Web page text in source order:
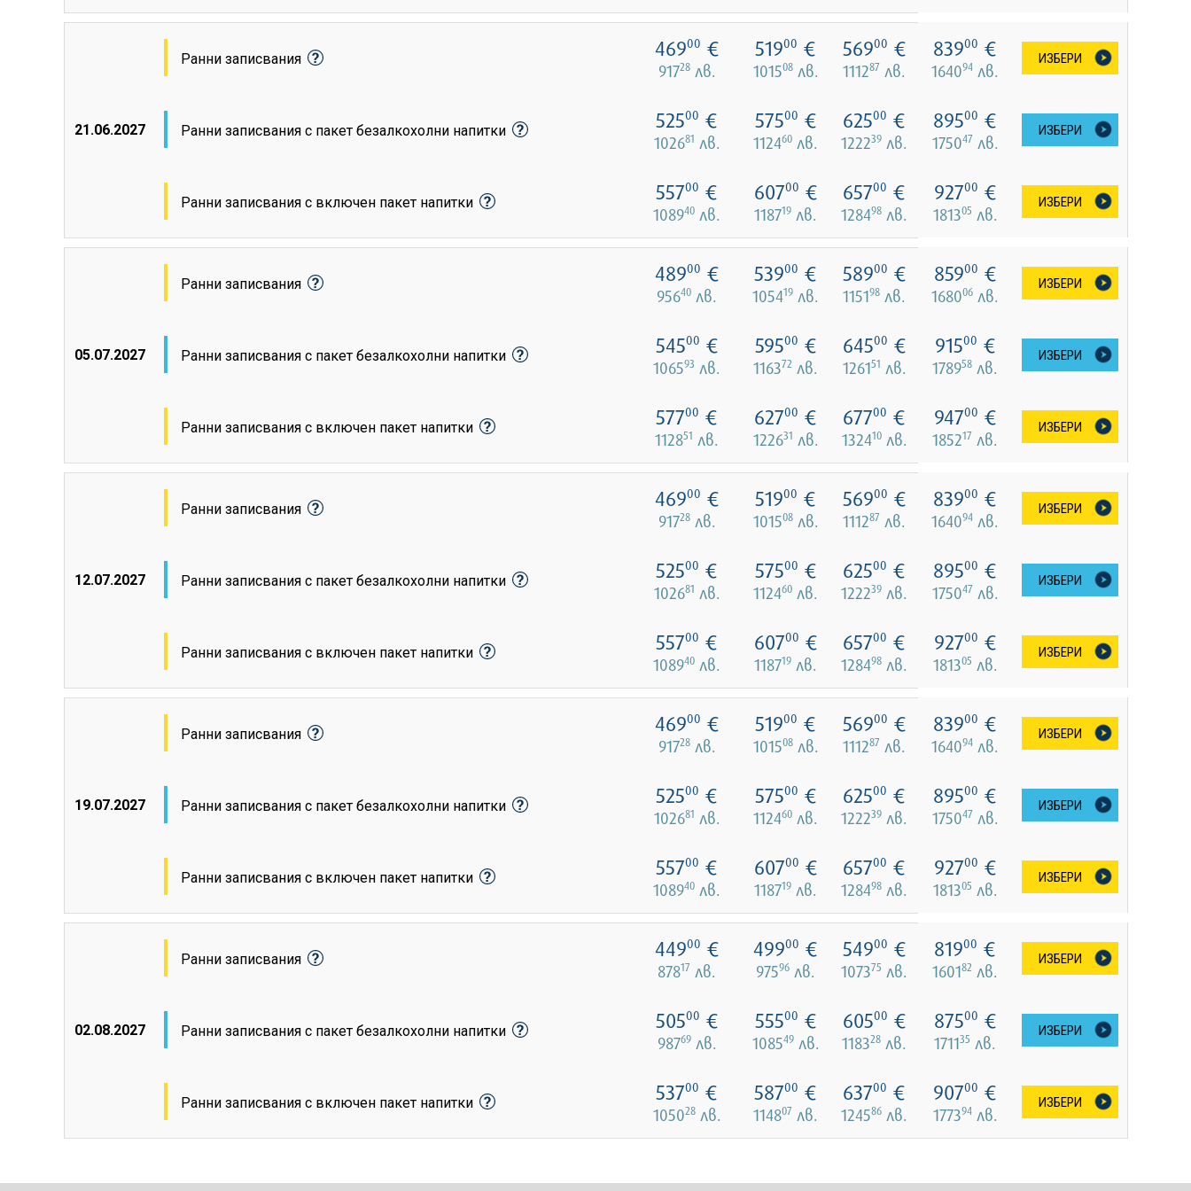
21.06.2027
Ранни записвания 46900 €
91728лв.
51900 €
101508лв.
56900 €
111287 лв.
83900 €
164094 лв.
ИЗБЕРИ
Ранни записвания с пакет безалкохолни напитки 52500 €
102681 лв.
57500 €
112460 лв.
62500 €
122239 лв.
89500 €
175047лв.
ИЗБЕРИ
Ранни записвания с включен пакет напитки 55700 €
108940 лв.
60700 €
118719 лв.
65700 €
128498 лв.
92700 €
181305 лв.
ИЗБЕРИ
05.07.2027
Ранни записвания 48900 €
95640 лв.
53900 €
105419 лв.
58900 €
115198 лв.
85900 €
168006 лв.
ИЗБЕРИ
Ранни записвания с пакет безалкохолни напитки 54500 €
106593 лв.
59500 €
116372 лв.
64500 €
126151 лв.
91500 €
178958 лв.
ИЗБЕРИ
Ранни записвания с включен пакет напитки 57700 €
112851 лв.
62700 €
122631 лв.
67700 €
132410лв.
94700 €
185217 лв.
ИЗБЕРИ
12.07.2027
Ранни записвания 46900 €
91728лв.
51900 €
101508лв.
56900 €
111287 лв.
83900 €
164094 лв.
ИЗБЕРИ
Ранни записвания с пакет безалкохолни напитки 52500 €
102681 лв.
57500 €
112460 лв.
62500 €
122239 лв.
89500 €
175047лв.
ИЗБЕРИ
Ранни записвания с включен пакет напитки 55700 €
108940 лв.
60700 €
118719 лв.
65700 €
128498 лв.
92700 €
181305 лв.
ИЗБЕРИ
19.07.2027
Ранни записвания 46900 €
91728лв.
51900 €
101508лв.
56900 €
111287 лв.
83900 €
164094 лв.
ИЗБЕРИ
Ранни записвания с пакет безалкохолни напитки 52500 €
102681 лв.
57500 €
112460 лв.
62500 €
122239 лв.
89500 €
175047лв.
ИЗБЕРИ
Ранни записвания с включен пакет напитки 55700 €
108940 лв.
60700 €
118719 лв.
65700 €
128498 лв.
92700 €
181305 лв.
ИЗБЕРИ
02.08.2027
Ранни записвания 44900 €
87817 лв.
49900 €
97596 лв.
54900 €
107375 лв.
81900 €
160182 лв.
ИЗБЕРИ
Ранни записвания с пакет безалкохолни напитки 50500 €
98769лв.
55500 €
108549лв.
60500 €
118328 лв.
87500 €
171135 лв.
ИЗБЕРИ
Ранни записвания с включен пакет напитки 53700 €
105028лв.
58700 €
114807 лв.
63700 €
124586 лв.
90700 €
177394лв.
ИЗБЕРИ